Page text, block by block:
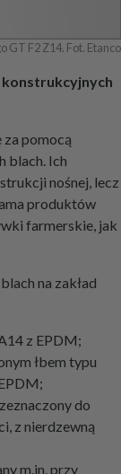
GT F2 Z14. Fot. Etanco
konstrukcyjnych
za pomocą
blach. Ich
nośnej, lecz
produktów
farmerskie, jak
na zakład
z EPDM;
łbem typu
do
z nierdzewną
m.in. przy